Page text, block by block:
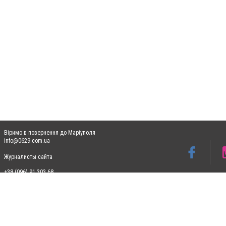
Віримо в повернення до Маріуполя
info@0629.com.ua
Журналисты сайта
+38 (096) 91 303 68